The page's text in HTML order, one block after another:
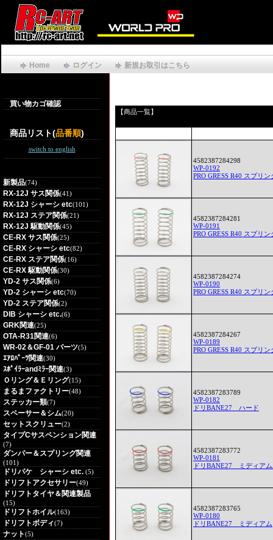
Home ログイン 新規お取引はこちら
買い物カゴ確認
商品リスト(品番順)
switch to english
新製品(74)
RX-12J サス関係(41)
RX-12J シャーシ etc(101)
RX-12J ステア関係(21)
RX-12J 駆動関係(45)
CE-RX サス関係(25)
CE-RX シャーシ etc(82)
CE-RX ステア関係(16)
CE-RX 駆動関係(30)
YD-2 サス関係(6)
YD-2 シャーシ etc(70)
YD-2 ステア関係(2)
DIB シャーシ etc.(6)
GRK関連(25)
OTA-R31関連(6)
WR-02＆GF-01 パーツ(5)
ｴｱﾛﾊﾟｰﾂ関連(30)
ｽﾎﾟｲﾗｰandﾐﾗｰ関連(3)
Ｏリング＆Ｅリング(15)
まるまファクトリー(48)
ステッカー類(7)
スペーサー＆シム(20)
セットスクリュー(2)
タイプCサスペンション関連
(7)
ダンパー＆スプリング関連
(101)
ドリパケ シャーシ etc. (5)
ドリフトアクセサリー(49)
ドリフトタイヤ＆関連製品
(15)
ドリフトホイル(163)
ドリフトボディ(7)
ナット(5)
【商品一覧】
4582387284298
WP-0192
PRO GRESS R40 スプリ
4582387284281
WP-0191
PRO GRESS R40 スプリ
4582387284274
WP-0190
PRO GRESS R40 スプリ
4582387284267
WP-0189
PRO GRESS R40 スプリ
4582387283789
WP-0182
ドリBANE27 ハード
4582387283772
WP-0181
ドリBANE27 ミディア
4582387283765
WP-0180
ドリBANE27 ミディアム